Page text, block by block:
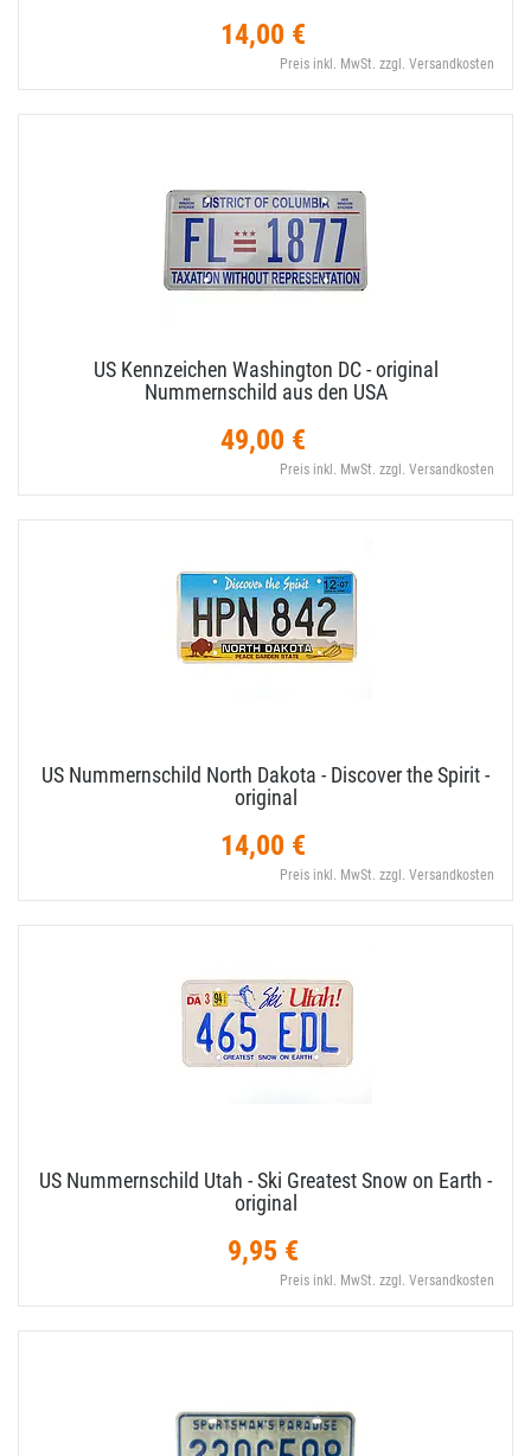
14,00 €
Preis inkl. MwSt. zzgl. Versandkosten
US Kennzeichen Washington DC - original
Nummernschild aus den USA
49,00 €
Preis inkl. MwSt. zzgl. Versandkosten
US Nummernschild North Dakota - Discover the Spirit -
original
14,00 €
Preis inkl. MwSt. zzgl. Versandkosten
US Nummernschild Utah - Ski Greatest Snow on Earth -
original
9,95 €
Preis inkl. MwSt. zzgl. Versandkosten